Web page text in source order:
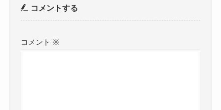
コメントする
コメント ※